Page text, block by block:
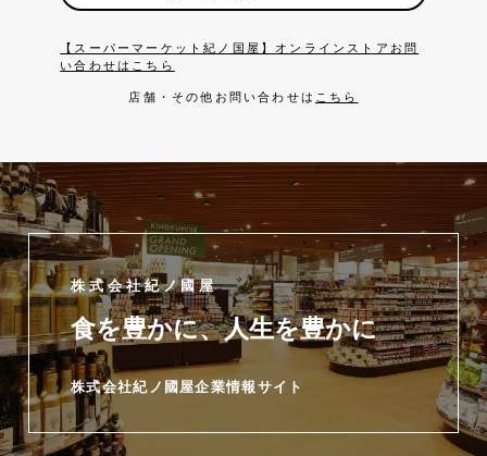
【スーパーマーケット紀ノ国屋】オンラインストアお問
い合わせはこちら
店舗・その他お問い合わせは こちら
株式会社紀ノ國屋
食を豊かに、人生を豊かに
株式会社紀ノ國屋企業情報サイト